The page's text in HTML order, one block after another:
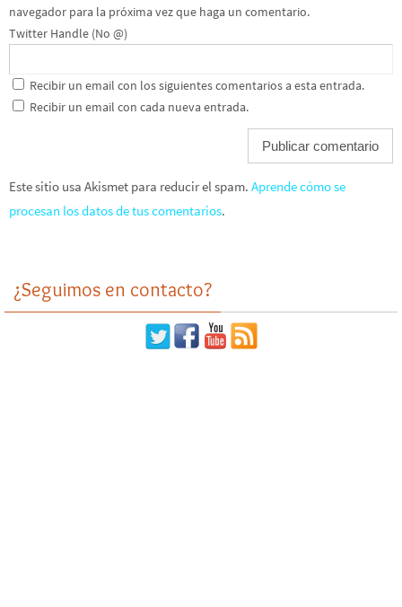
navegador para la próxima vez que haga un comentario.
Twitter Handle (No @)
Recibir un email con los siguientes comentarios a esta entrada.
Recibir un email con cada nueva entrada.
Este sitio usa Akismet para reducir el spam. Aprende cómo se
procesan los datos de tus comentarios.
¿Seguimos en contacto?